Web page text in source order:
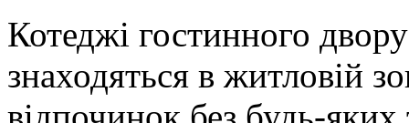
Котеджі гостинного
знаходяться в житловій